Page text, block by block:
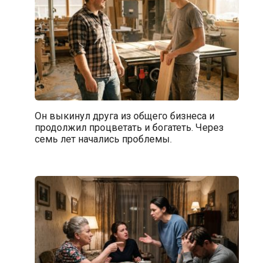
Он выкинул друга из общего бизнеса и
продолжил процветать и богатеть. Через
семь лет начались проблемы.